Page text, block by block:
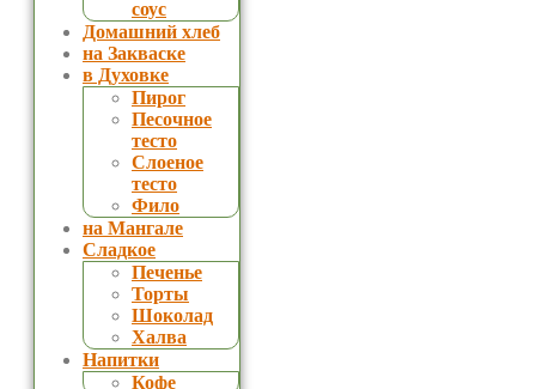
соус
Домашний хлеб
на Закваске
в Духовке
Пирог
Песочное
тесто
Слоеное
тесто
Фило
на Мангале
Сладкое
Печенье
Торты
Шоколад
Халва
Напитки
Кофе